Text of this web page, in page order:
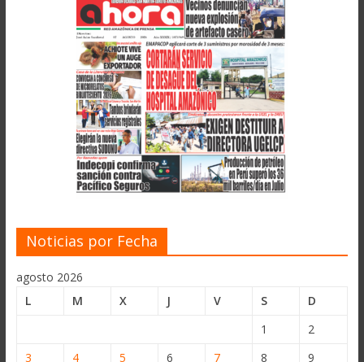
Noticias por Fecha
agosto 2026
L
M X J V S
D
1
2
3
4 5 6 7 8
9